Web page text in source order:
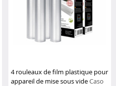
4 rouleaux de film plastique pour
appareil de mise sous videCaso